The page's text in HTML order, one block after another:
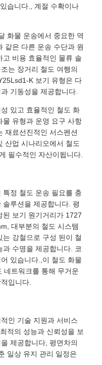
습니다., 계절 수확이나
화물 운송에서 중요한 역
같은 다른 운송 수단과 원
비용 효율적인 물류 솔
는 장거리 철도 여행의
K 보기 유형은 다
기동성을 제공합니다.
있고 효율적인 철도 화
물 유형과 운영 요구 사항
재료선진적인 서스펜션
산업 시나리오에서 철도
필수적인 자산이됩니다.
정 철도 운송 필요를 충
루션을 제공합니다. 평
된 보기 원기거리가 1727
대부분의 철도 시스템
강철으로 구성 된이 철
수명을 제공합니다. 코
있습니다.,이 철도 화물
네트워크를 통해 무거운
입니다.
인 기술 지원과 서비스
적의 성능과 신뢰성을 보
제공합니다, 평면차의
일상 유지 관리 일정은